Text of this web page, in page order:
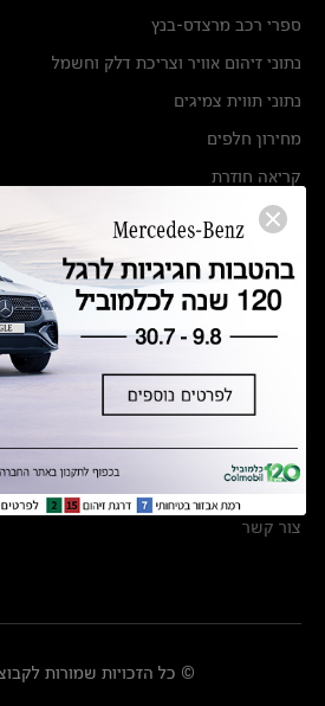
ספרי רכב מרצדס-בנץ
נתוני זיהום אוויר וצריכת דלק וחשמל
נתוני תווית צמיגים
מחירון חלפים
קריאה חוזרת
הודעה על הטבות לרכבי מרצדס בהסדר פשרה בתצ
תקנון ימי מכירות 120 לכלמוביל
מצאו אותנו
אולמות תצוגה
מרכזי שירות
צור קשר
© כל הזכויות שמורות